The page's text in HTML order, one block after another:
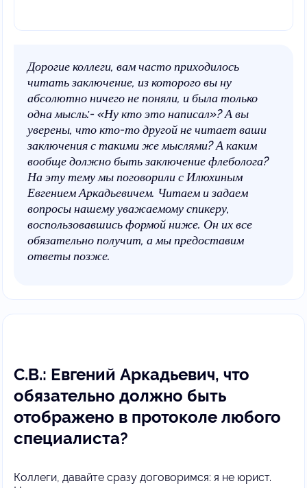
Дорогие коллеги, вам часто приходилось
читать заключение, из которого вы ну
абсолютно ничего не поняли, и была только
одна мысль:- «Ну кто это написал»? А вы
уверены, что кто-то другой не читает ваши
заключения с такими же мыслями? А каким
вообще должно быть заключение флеболога?
На эту тему мы поговорили с Илюхиным
Евгением Аркадьевичем. Читаем и задаем
вопросы нашему уважаемому спикеру,
воспользовавшись формой ниже. Он их все
обязательно получит, а мы предоставим
ответы позже.
С.В.: Евгений Аркадьевич, что
обязательно должно быть
отображено в протоколе любого
специалиста?
Коллеги, давайте сразу договоримся: я не юрист.